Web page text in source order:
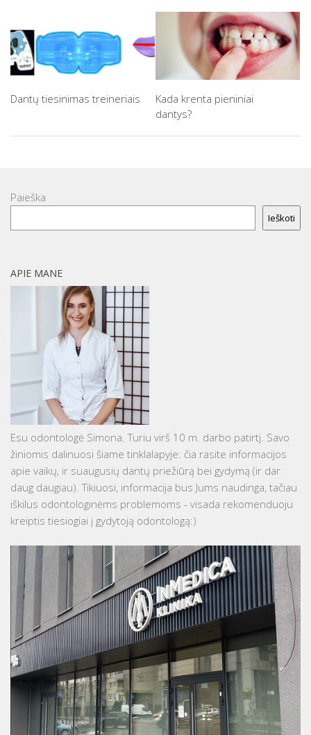
Dantų tiesinimas treineriais
Kada krenta pieniniai
dantys?
Paieška
Ieškoti
APIE MANE
Esu odontologė Simona. Turiu virš 10 m. darbo patirtį. Savo
žiniomis dalinuosi šiame tinklalapyje: čia rasite informacijos
apie vaikų, ir suaugusių dantų priežiūrą bei gydymą (ir dar
daug daugiau). Tikiuosi, informacija bus Jums naudinga, tačiau
iškilus odontologinėms problemoms - visada rekomenduoju
kreiptis tiesiogiai į gydytoją odontologą:)